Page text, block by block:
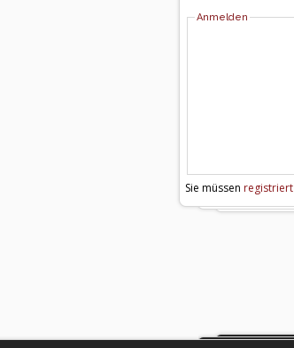
Anmelden
Sie müssen registriert